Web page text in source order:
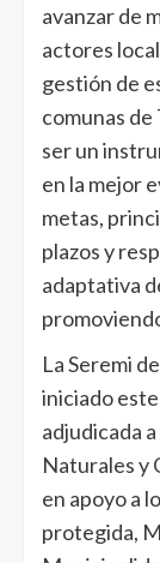
avanzar de
actores
gestión de
comunas de
ser un
en la mejor
metas,
plazos y
adaptativa
La Seremi
iniciado
adjudicada
Naturales y
en apoyo a
protegida,